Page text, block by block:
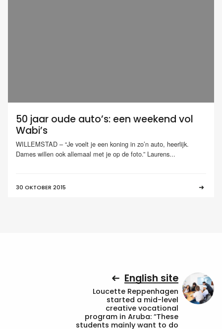
50 jaar oude auto’s: een weekend vol
Wabi’s
WILLEMSTAD – “Je voelt je een koning in zo’n auto, heerlijk.
Dames willen ook allemaal met je op de foto.” Laurens...
30 OKTOBER 2015
English site
Loucette Reppenhagen
started a mid-level
creative vocational
program in Aruba: “These
students mainly want to do